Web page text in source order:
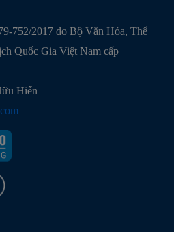
752/2017 do Bộ Văn Hóa, Thể
Quốc Gia Việt Nam cấp
Hiển